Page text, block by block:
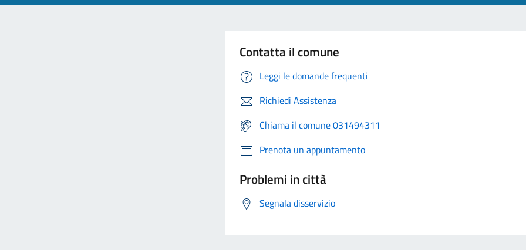
Contatta il comune
Leggi le domande frequenti
Richiedi Assistenza
Chiama il comune 031494311
Prenota un appuntamento
Problemi in città
Segnala disservizio